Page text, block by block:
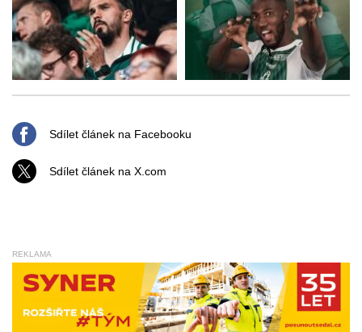
Sdílet článek na Facebooku
Sdílet článek na X.com
REKLAMA